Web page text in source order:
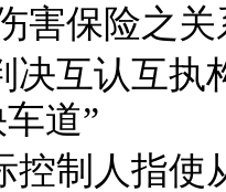
害保险之
决互认互执
道”
控制人指使